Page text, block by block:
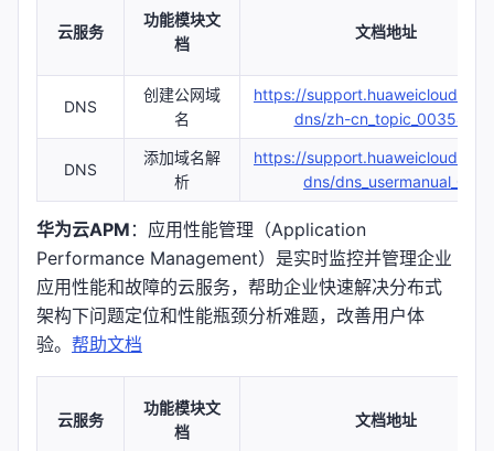
云服务
功能模块文
档
文档地址
DNS
创建公网域
名
https://
dns/zh-
DNS
添加域名解
析
https://
dns/
华为云APM ：应用性能管理（Application
Performance Management）是实时监控并管理企业
应用性能和故障的云服务，帮助企业快速解决分布式
架构下问题定位和性能瓶颈分析难题，改善用户体
验。 帮助文档
云服务
功能模块文
档
文档地址